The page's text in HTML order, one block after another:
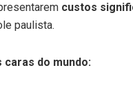
custos
paulista.
do mundo: